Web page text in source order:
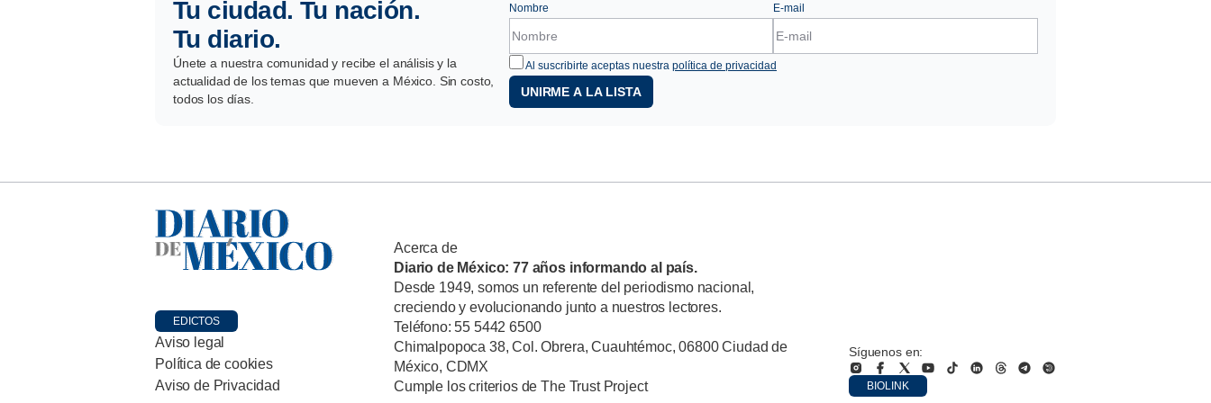
Tu ciudad. Tu nación.
Tu diario.
Únete a nuestra comunidad y recibe el análisis y la
actualidad de los temas que mueven a México. Sin costo,
todos los días.
Nombre E-mail
Al suscribirte aceptas nuestra política de privacidad
UNIRME A LA LISTA
EDICTOS
Aviso legal
Política de cookies
Aviso de Privacidad
Acerca de
Diario de México: 77 años informando al país.
Desde 1949, somos un referente del periodismo nacional,
creciendo y evolucionando junto a nuestros lectores.
Teléfono: 55 5442 6500
Chimalpopoca 38, Col. Obrera, Cuauhtémoc, 06800 Ciudad de
México, CDMX
Cumple los criterios de The Trust Project
Síguenos en:
BIOLINK